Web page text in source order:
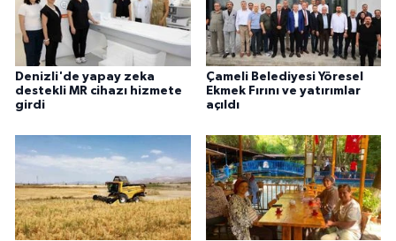
Denizli'de yapay zeka
destekli MR cihazı hizmete
girdi
Çameli Belediyesi Yöresel
Ekmek Fırını ve yatırımlar
açıldı